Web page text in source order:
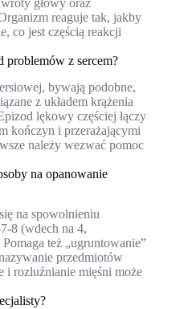
reaguje tak, jakby
co jest częścią reakcji
problemów z sercem?
bywają podobne,
z układem krążenia
lękowy częściej łączy
kończyn i przerażającymi
należy wezwać pomoc
na opanowanie
na spowolnieniu
8 (wdech na 4,
też „ugruntowanie”
przedmiotów
i rozluźnianie mięśni może